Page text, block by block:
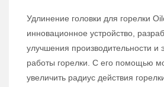
Удлинение головки для горелки
инновационное устройство,
улучшения производительности и
работы горелки. С его помощью
увеличить радиус действия